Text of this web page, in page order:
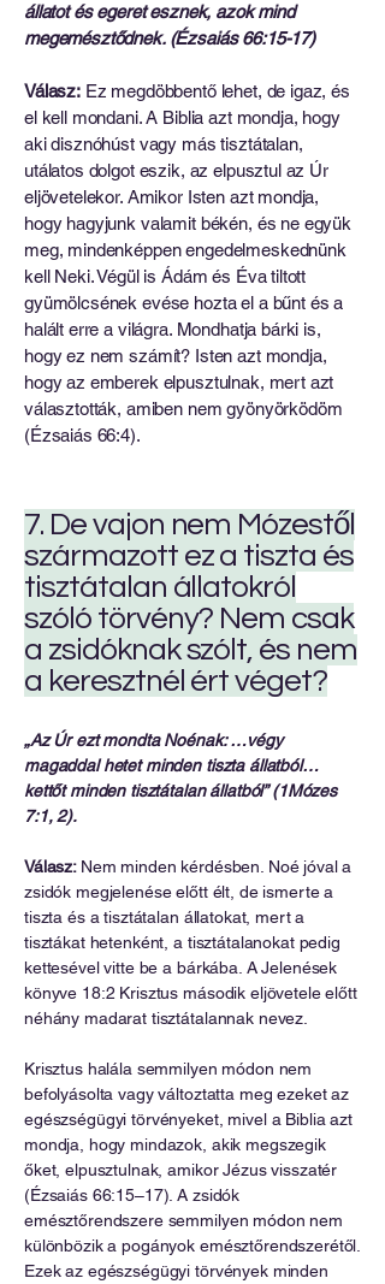
állatot és egeret esznek, azok mind
megemésztődnek. (Ézsaiás 66:15-17)
Válasz:Ez megdöbbentő lehet, de igaz, és
el kell mondani. A Biblia azt mondja, hogy
aki disznóhúst vagy más tisztátalan,
utálatos dolgot eszik, az elpusztul az Úr
eljövetelekor. Amikor Isten azt mondja,
hogy hagyjunk valamit békén, és ne együk
meg, mindenképpen engedelmeskednünk
kell Neki. Végül is Ádám és Éva tiltott
gyümölcsének evése hozta el a bűnt és a
halált erre a világra. Mondhatja bárki is,
hogy ez nem számít? Isten azt mondja,
hogy az emberek elpusztulnak, mert azt
választották, amiben nem gyönyörködöm
(Ézsaiás 66:4).
7. De vajon nem Mózestől
származott ez a tiszta és
tisztátalan állatokról
szóló törvény? Nem csak
a zsidóknak szólt, és nem
a keresztnél ért véget?
„Az Úr ezt mondta Noénak: …végy
magaddal hetet minden tiszta állatból…
kettőt minden tisztátalan állatból” (1Mózes
7:1, 2).
Válasz: Nem minden kérdésben. Noé jóval a
zsidók megjelenése előtt élt, de ismerte a
tiszta és a tisztátalan állatokat, mert a
tisztákat hetenként, a tisztátalanokat pedig
kettesével vitte be a bárkába. A Jelenések
könyve 18:2 Krisztus második eljövetele előtt
néhány madarat tisztátalannak nevez.
Krisztus halála semmilyen módon nem
befolyásolta vagy változtatta meg ezeket az
egészségügyi törvényeket, mivel a Biblia azt
mondja, hogy mindazok, akik megszegik
őket, elpusztulnak, amikor Jézus visszatér
(Ézsaiás 66:15–17). A zsidók
emésztőrendszere semmilyen módon nem
különbözik a pogányok emésztőrendszerétől.
Ezek az egészségügyi törvények minden